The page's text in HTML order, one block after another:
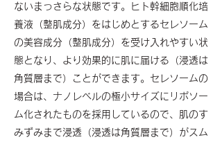
ないまっさらな状態です。ヒト幹細胞順化培
養液（整肌成分）をはじめとするセレソーム
の美容成分（整肌成分）を受け入れやすい状
態となり、より効果的に肌に届ける（浸透は
角質層まで）ことができます。セレソームの
場合は、ナノレベルの極小サイズにリポソー
ム化されたものを採用しているので、肌のす
みずみまで浸透（浸透は角質層まで）がスム